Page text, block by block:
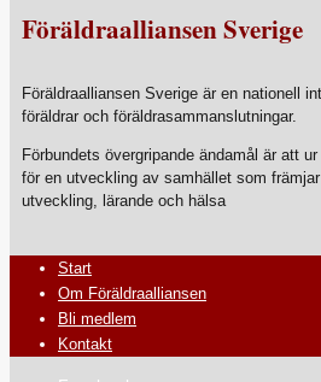
Föräldraalliansen Sverige
Föräldraalliansen Sverige är en nationell
föräldrar och föräldrasammanslutningar.
Förbundets övergripande ändamål är att
för en utveckling av samhället som
utveckling, lärande och hälsa
Start
Om Föräldraalliansen
Bli medlem
Kontakt